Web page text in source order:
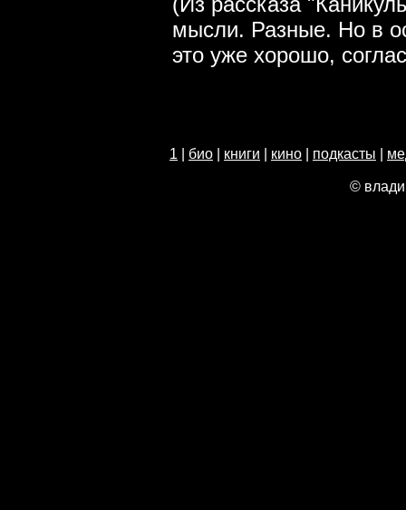
мысли. Разные. Но в
это уже хорошо,
1 био книги кино подкасты
©